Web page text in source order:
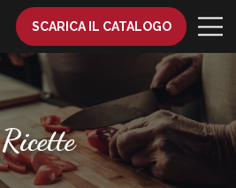
SCARICA IL CATALOGO
Ricette